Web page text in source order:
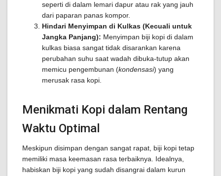
seperti di dalam lemari dapur atau rak yang jauh
dari paparan panas kompor.
Hindari Menyimpan di Kulkas (Kecuali untuk
Jangka Panjang): Menyimpan biji kopi di dalam
kulkas biasa sangat tidak disarankan karena
perubahan suhu saat wadah dibuka-tutup akan
memicu pengembunan (kondensasi) yang
merusak rasa kopi.
Menikmati Kopi dalam Rentang
Waktu Optimal
Meskipun disimpan dengan sangat rapat, biji kopi tetap
memiliki masa keemasan rasa terbaiknya. Idealnya,
habiskan biji kopi yang sudah disangrai dalam kurun